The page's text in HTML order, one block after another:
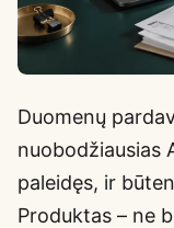
Duomenų
nuobodžiausias
paleidęs, ir
Produktas – ne